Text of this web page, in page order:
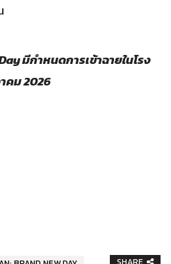
มีกำหนดการเข้าฉายในโรง
คม 2026